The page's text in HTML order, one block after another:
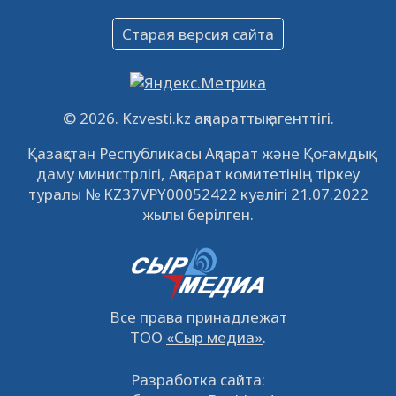
Объявление
09.12.2022
Свободные рабочие места
встречу с инвесторами в Кызылорде 22
ноября
21.11.2022 14946 0
© 2026. Kzvesti.kz ақпараттық агенттігі.
Қазақстан Республикасы Ақпарат және Қоғамдық
даму министрлігі, Ақпарат комитетінің тіркеу
туралы № KZ37VPY00052422 куәлігі 21.07.2022
жылы берілген.
Все права принадлежат
ТОО «Сыр медиа».
Старая версия сайта
Разработка сайта: